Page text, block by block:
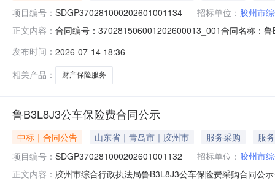
项目编号： SDGP370281000202601001134 招标单位： 胶州市
正文内容： 合同编号：370281506001202600013_001合同名称：
式：16678620813合同签订日期：2026-06-01合同金额
发布时间： 2026-07-14 18:36
相关产品：
财产保险服务
鲁B3L8J3公车保险费合同公示
中标｜合同公告 山东省｜青岛市｜胶州市 服务采购
服务
项目编号： SDGP370281000202601001132 招标单位： 胶州市
正文内容： 胶州市综合行政执法局鲁B3L8J3公车保险费采购合同公